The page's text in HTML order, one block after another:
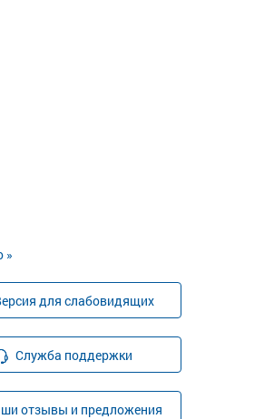
»
для слабовидящих
Служба поддержки
отзывы и предложения